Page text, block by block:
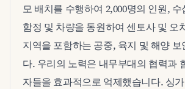
모 배치를 수행하여 2,000명의 인원,
함정 및 차량을 동원하여 센토사 및 오
지역을 포함하는 공중, 육지 및 해양
다. 우리의 노력은 내무부대의 협력과
자들을 효과적으로 억제했습니다. 싱